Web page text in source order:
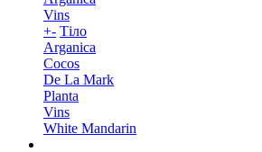
Vins
+- Тіло
Arganica
Cocos
De La Mark
Planta
Vins
White Mandarin